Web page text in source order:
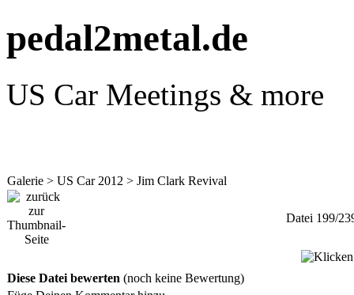
pedal2metal.de
US Car Meetings & more
Galerie > US Car 2012 > Jim Clark Revival
Datei 199/
Diese Datei bewerten (noch keine Bewertung)